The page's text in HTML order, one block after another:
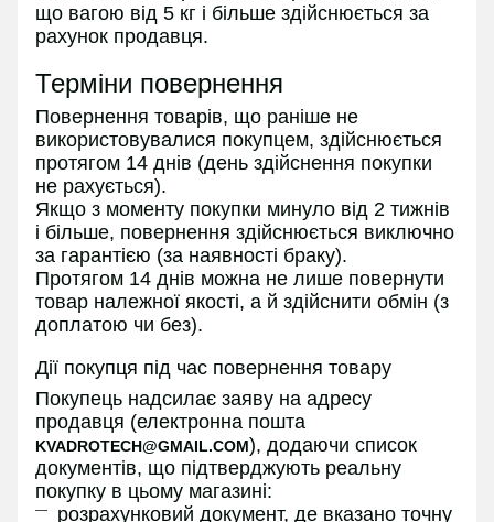
що вагою від 5 кг і більше здійснюється за
рахунок продавця.
Терміни повернення
Повернення товарів, що раніше не
використовувалися покупцем, здійснюється
протягом 14 днів (день здійснення покупки
не рахується).
Якщо з моменту покупки минуло від 2 тижнів
і більше, повернення здійснюється виключно
за гарантією (за наявності браку).
Протягом 14 днів можна не лише повернути
товар належної якості, а й здійснити обмін (з
доплатою чи без).
Дії покупця під час повернення товару
Покупець надсилає заяву на адресу
продавця (електронна пошта
KVADROTECH@GMAIL.COM), додаючи список
документів, що підтверджують реальну
покупку в цьому магазині:
розрахунковий документ, де вказано точну